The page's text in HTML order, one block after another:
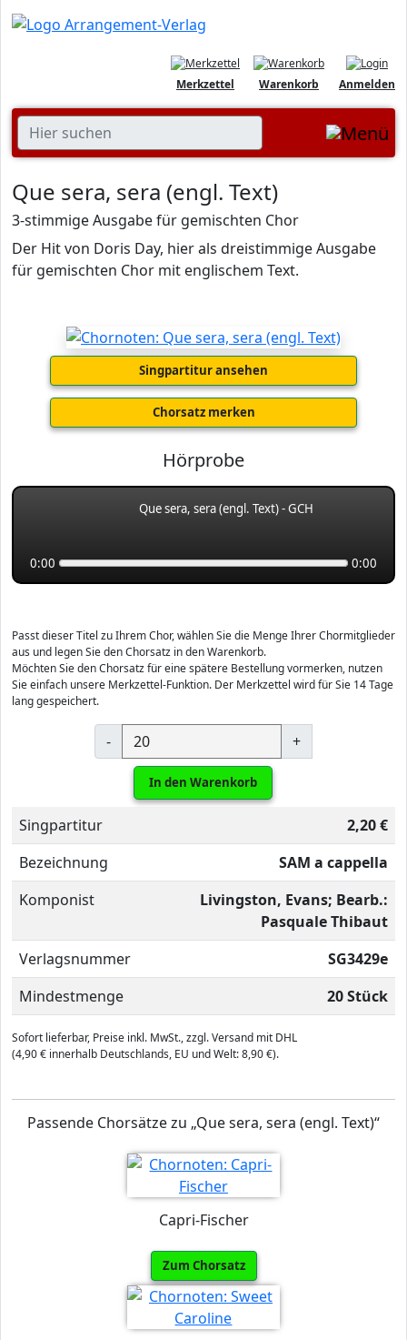
Anmelden
Warenkorb
Merkzettel
Que sera, sera (engl. Text)
3-stimmige Ausgabe für gemischten Chor
Der Hit von Doris Day, hier als dreistimmige Ausgabe
für gemischten Chor mit englischem Text.
Singpartitur ansehen
Chorsatz merken
Hörprobe
Que sera, sera (engl. Text) - GCH
0:00 0:00
Passt dieser Titel zu Ihrem Chor, wählen Sie die Menge Ihrer Chormitglieder
aus und legen Sie den Chorsatz in den Warenkorb.
Möchten Sie den Chorsatz für eine spätere Bestellung vormerken, nutzen
Sie einfach unsere Merkzettel-Funktion. Der Merkzettel wird für Sie 14 Tage
lang gespeichert.
- +
In den Warenkorb
Singpartitur
2,20 €
Bezeichnung
SAM a cappella
Komponist
Livingston, Evans; Bearb.:
Pasquale Thibaut
Verlagsnummer
SG3429e
Mindestmenge
20 Stück
Sofort lieferbar, Preise inkl. MwSt., zzgl. Versand mit DHL
(4,90 € innerhalb Deutschlands, EU und Welt: 8,90 €).
Passende Chorsätze zu „Que sera, sera (engl. Text)“
Capri-Fischer
Zum Chorsatz